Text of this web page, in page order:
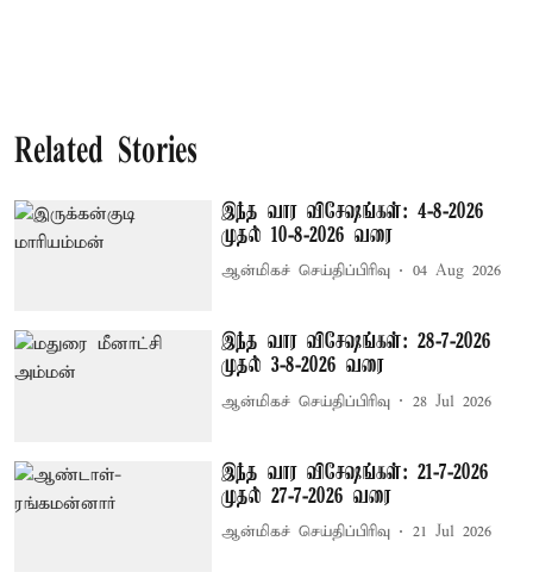
Related Stories
இந்த வார விசேஷங்கள்: 4-8-2026
முதல் 10-8-2026 வரை
ஆன்மிகச் செய்திப்பிரிவு 04 Aug 2026
இந்த வார விசேஷங்கள்: 28-7-2026
முதல் 3-8-2026 வரை
ஆன்மிகச் செய்திப்பிரிவு 28 Jul 2026
இந்த வார விசேஷங்கள்: 21-7-2026
முதல் 27-7-2026 வரை
ஆன்மிகச் செய்திப்பிரிவு 21 Jul 2026